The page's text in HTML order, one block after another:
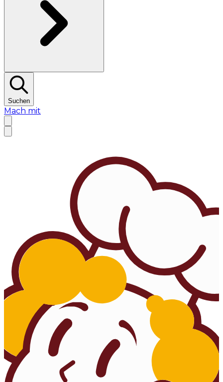
Suchen
Mach mit